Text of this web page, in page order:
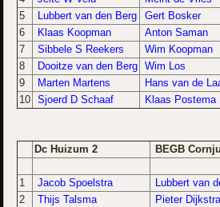
5
Lubbert van den Berg Gert Bosker
6
Klaas Koopman Anton Saman
7
Sibbele S Reekers Wim Koopman
8
Dooitze van den Berg Wim Los
9
Marten Martens Hans van de
10
Sjoerd D Schaaf Klaas Postema
Dc Huizum 2 BEGB
1 Jacob Spoelstra Lubbert van
2
Thijs Talsma Pieter